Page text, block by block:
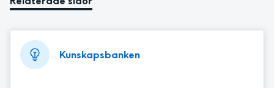
Kunskapsbanken